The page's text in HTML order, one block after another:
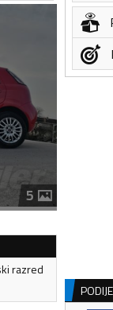
5
razred